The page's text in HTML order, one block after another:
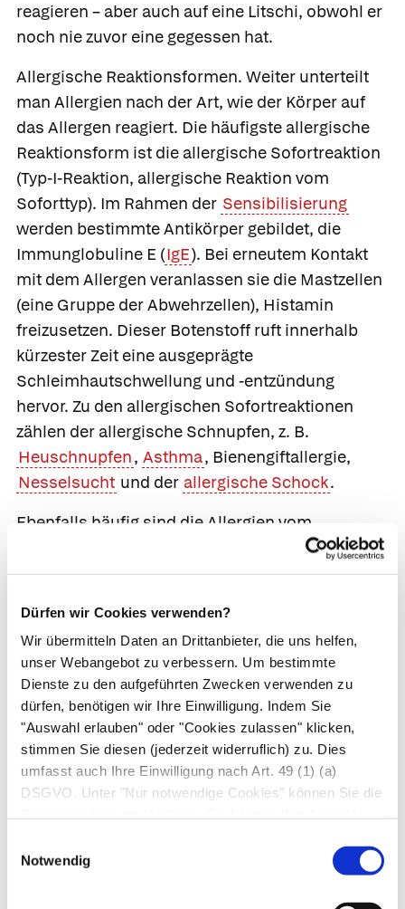
Dürfen wir Cookies verwenden?
Wir übermitteln Daten an Drittanbieter, die uns helfen,
unser Webangebot zu verbessern. Um bestimmte
Dienste zu den aufgeführten Zwecken verwenden zu
dürfen, benötigen wir Ihre Einwilligung. Indem Sie
"Auswahl erlauben" oder "Cookies zulassen" klicken,
stimmen Sie diesen (jederzeit widerruflich) zu. Dies
umfasst auch Ihre Einwilligung nach Art. 49 (1) (a)
DSGVO. Unter "Nur notwendige Cookies" können Sie die
Notwendig
reagieren – aber auch auf eine Litschi, obwohl er
noch nie zuvor eine gegessen hat.
Allergische Reaktionsformen. Weiter unterteilt
man Allergien nach der Art, wie der Körper auf
das Allergen reagiert. Die häufigste allergische
Reaktionsform ist die allergische Sofortreaktion
(Typ-I-Reaktion, allergische Reaktion vom
Soforttyp). Im Rahmen der Sensibilisierung
werden bestimmte Antikörper gebildet, die
Immunglobuline E (IgE). Bei erneutem Kontakt
mit dem Allergen veranlassen sie die Mastzellen
(eine Gruppe der Abwehrzellen), Histamin
freizusetzen. Dieser Botenstoff ruft innerhalb
kürzester Zeit eine ausgeprägte
Schleimhautschwellung und -entzündung
hervor. Zu den allergischen Sofortreaktionen
zählen der allergische Schnupfen, z. B.
Heuschnupfen, Asthma, Bienengiftallergie,
Nesselsucht und der allergische Schock.
Ebenfalls häufig sind die Allergien vom
(Typ-IV-Reaktion), die durchT-
Lymphozytenvermittelt werden. Bei ihnen dauert
einsetzt. Wichtige Vertreter sind die
Kontaktallergiender Haut, etwa die
Nickelallergie.
Seltener sind die beiden übrigen allergischen
Reaktionsformen: Bei derTyp-II-Reaktion binden
Antikörper an Antigene auf Zellen (z. B.
Blutzellen), wodurch die Zelle letztlich abstirbt.
Bei derTyp-III-Reaktion verbinden sich Antigen
Immunkomplex führt
dann zu den Gewebeschäden, z. B. bei